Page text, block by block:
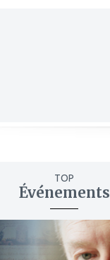
TOP
Événements